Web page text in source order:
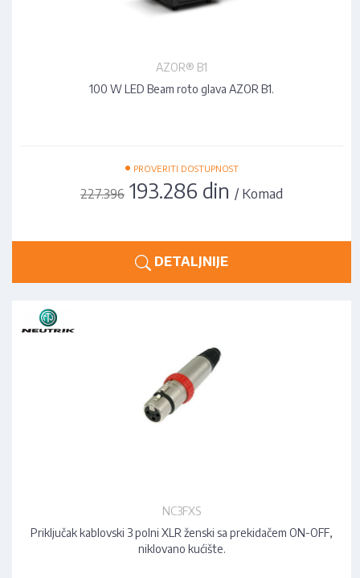
AZOR® B1
100 W LED Beam roto glava AZOR B1.
• PROVERITI DOSTUPNOST
227.396 193.286 din/ Komad
DETALJNIJE
NC3FXS
Priključak kablovski 3 polni XLR ženski sa prekidačem ON-OFF,
niklovano kućište.